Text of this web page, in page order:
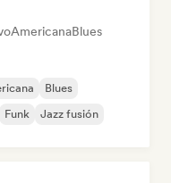
AmericanaBlues
Blues
Funk Jazz fusión